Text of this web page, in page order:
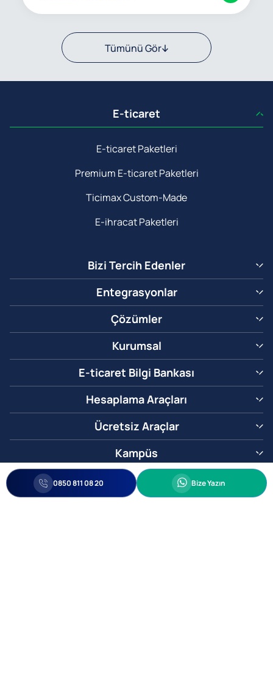
Tümünü Gör
E-ticaret
E-ticaret Paketleri
Premium E-ticaret Paketleri
Ticimax Custom-Made
E-ihracat Paketleri
Bizi Tercih Edenler
Entegrasyonlar
Çözümler
Kurumsal
E-ticaret Bilgi Bankası
Hesaplama Araçları
Ücretsiz Araçlar
Kampüs
0850 811 08 20 Whatsapp
Bize Yazın
0850 811 08 20